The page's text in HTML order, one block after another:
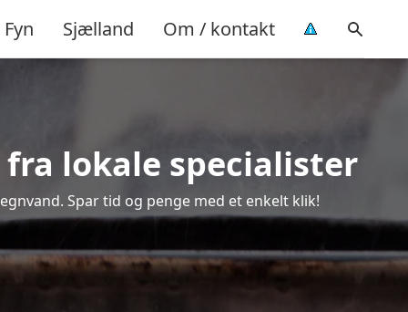
Fyn Sjælland Om / kontakt
lokale specialister
Spar tid og penge med et enkelt klik!